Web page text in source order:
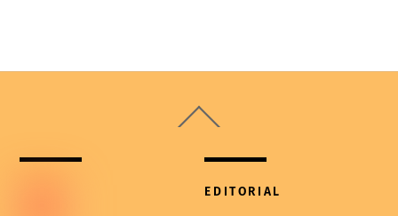
To
EDITORIAL